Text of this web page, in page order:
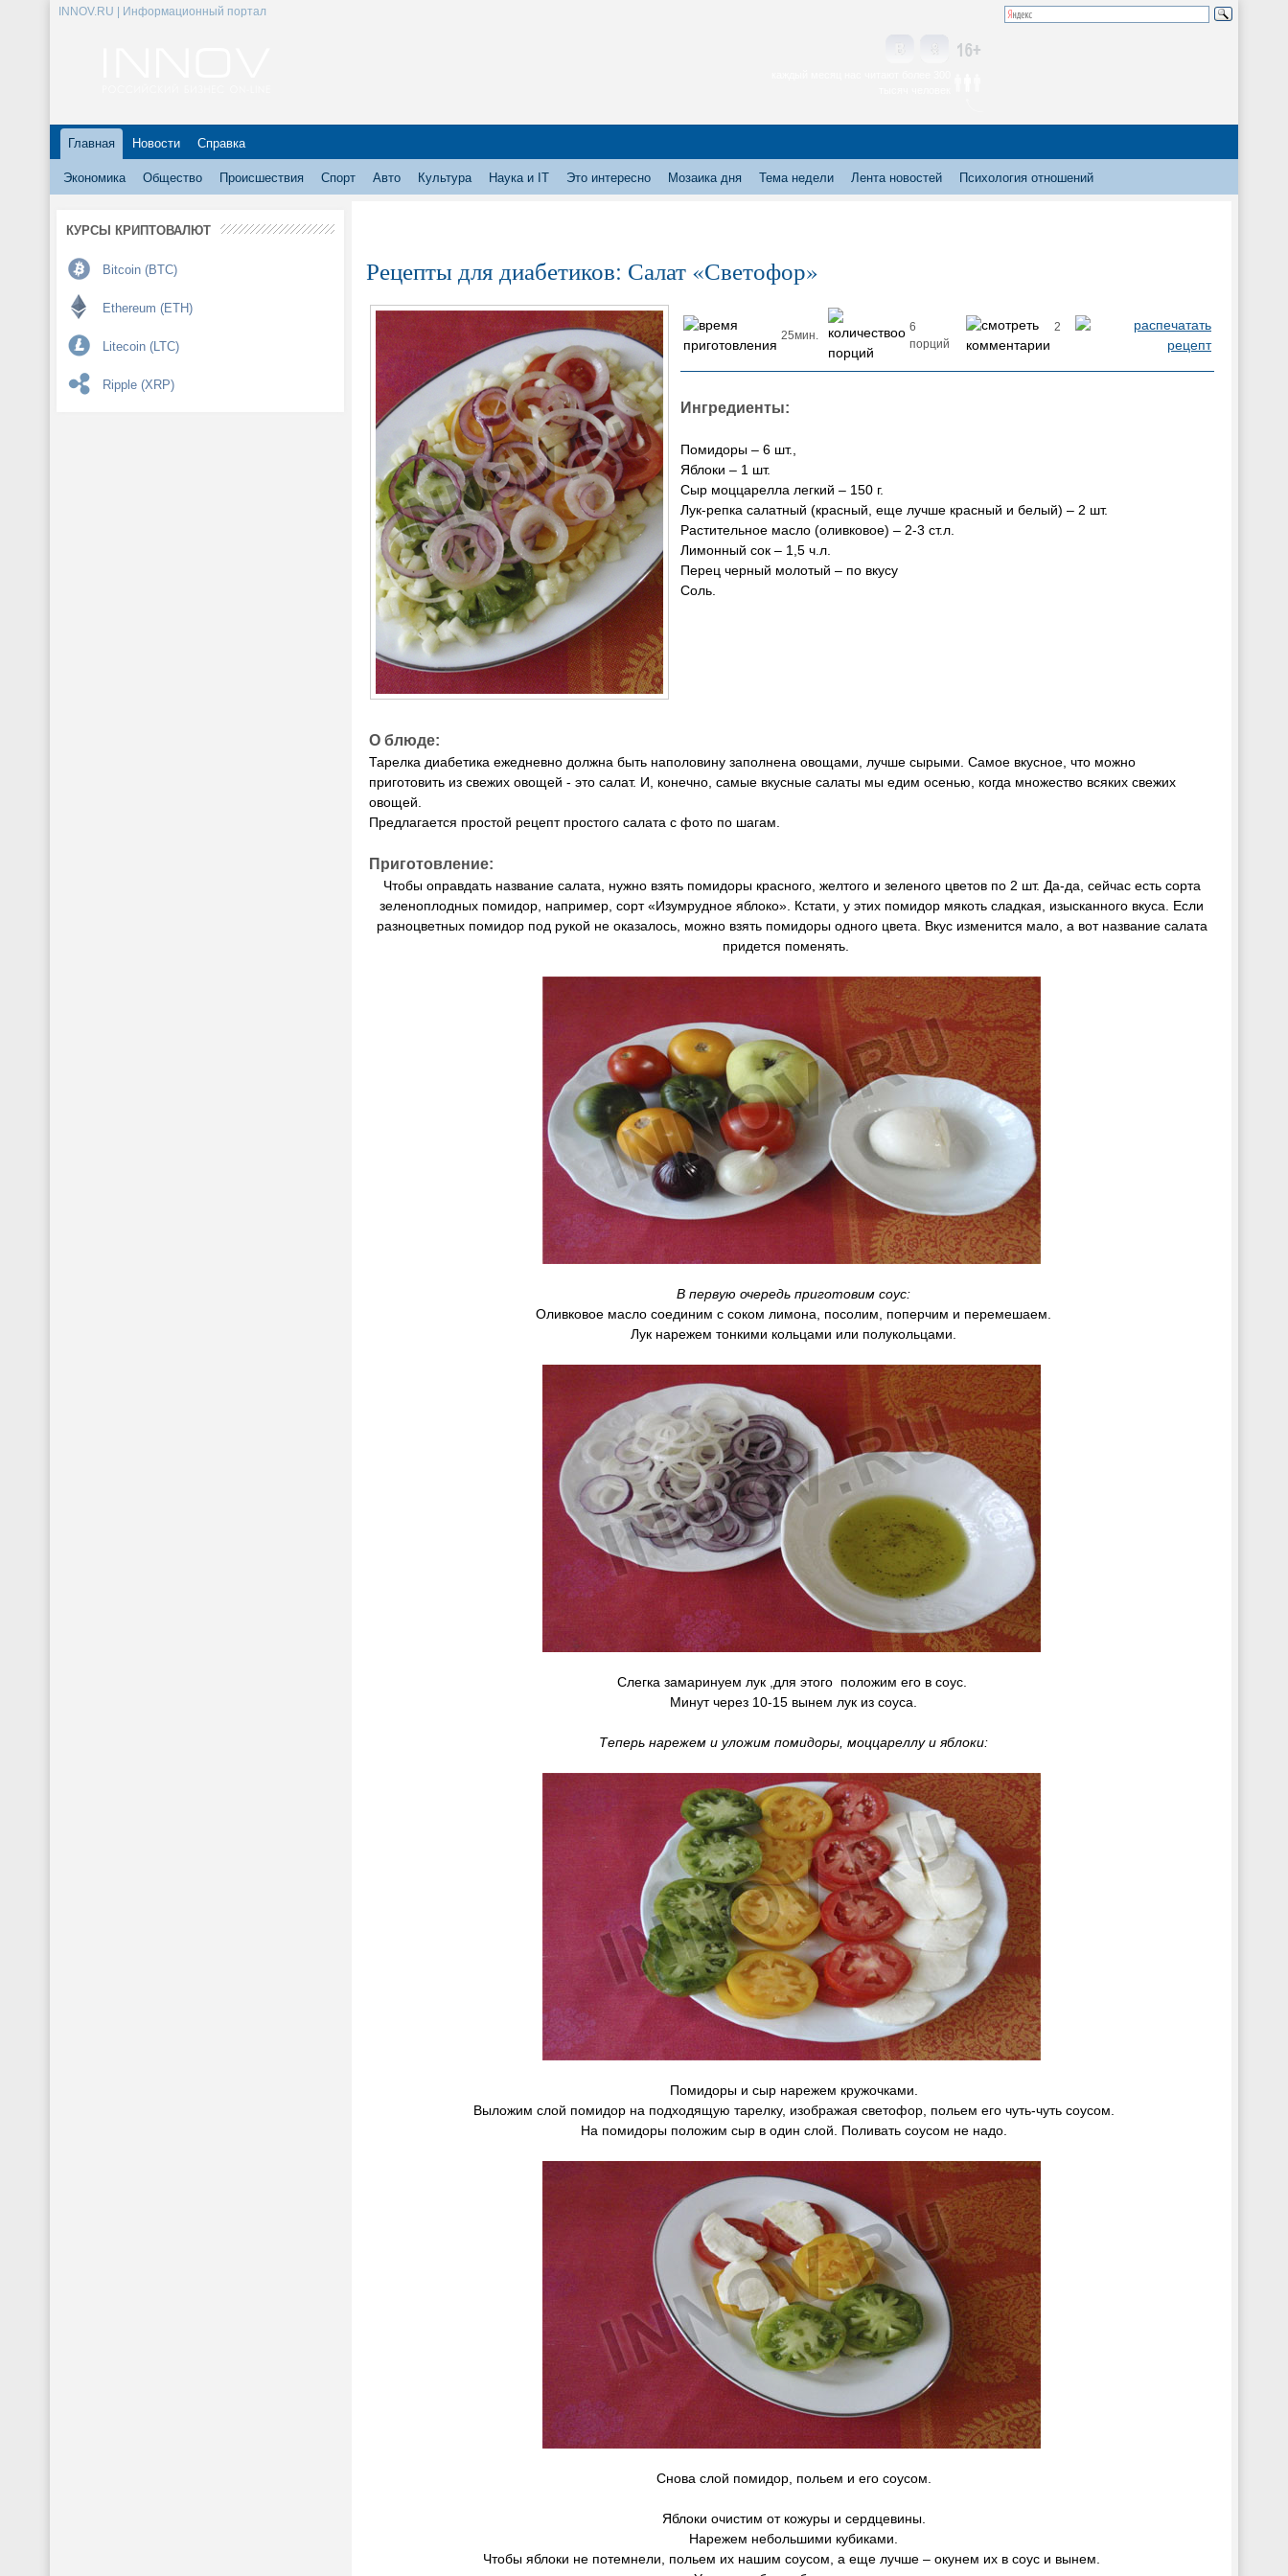
INNOV.RU | Информационный портал
Главная Новости Справка
Экономика Общество Происшествия Спорт Авто Культура Наука и IT Это интересно Мозаика дня Тема недели Лента новостей Психология отношений
КУРСЫ КРИПТОВАЛЮТ
Bitcoin (BTC)
Ethereum (ETH)
Litecoin (LTC)
Ripple (XRP)
Рецепты для диабетиков: Салат «Светофор»
25мин.
6
порций
2
Ингредиенты:
Помидоры – 6 шт.,
Яблоки – 1 шт.
Сыр моццарелла легкий – 150 г.
Лук-репка салатный (красный, еще лучше красный и белый) – 2 шт.
Растительное масло (оливковое) – 2-3 ст.л.
Лимонный сок – 1,5 ч.л.
Перец черный молотый – по вкусу
Соль.
О блюде:
Тарелка диабетика ежедневно должна быть наполовину заполнена овощами, лучше сырыми. Самое вкусное, что можно
приготовить из свежих овощей - это салат. И, конечно, самые вкусные салаты мы едим осенью, когда множество всяких свежих
овощей.
Предлагается простой рецепт простого салата с фото по шагам.
Приготовление:
Чтобы оправдать название салата, нужно взять помидоры красного, желтого и зеленого цветов по 2 шт. Да-да, сейчас есть сорта
зеленоплодных помидор, например, сорт «Изумрудное яблоко». Кстати, у этих помидор мякоть сладкая, изысканного вкуса. Если
разноцветных помидор под рукой не оказалось, можно взять помидоры одного цвета. Вкус изменится мало, а вот название салата
придется поменять.
В первую очередь приготовим соус:
Оливковое масло соединим с соком лимона, посолим, поперчим и перемешаем.
Лук нарежем тонкими кольцами или полукольцами.
Слегка замаринуем лук ,для этого положим его в соус.
Минут через 10-15 вынем лук из соуса.
Теперь нарежем и уложим помидоры, моццареллу и яблоки:
Помидоры и сыр нарежем кружочками.
Выложим слой помидор на подходящую тарелку, изображая светофор, польем его чуть-чуть соусом.
На помидоры положим сыр в один слой. Поливать соусом не надо.
Снова слой помидор, польем и его соусом.
Яблоки очистим от кожуры и сердцевины.
Нарежем небольшими кубиками.
Чтобы яблоки не потемнели, польем их нашим соусом, а еще лучше – окунем их в соус и вынем.